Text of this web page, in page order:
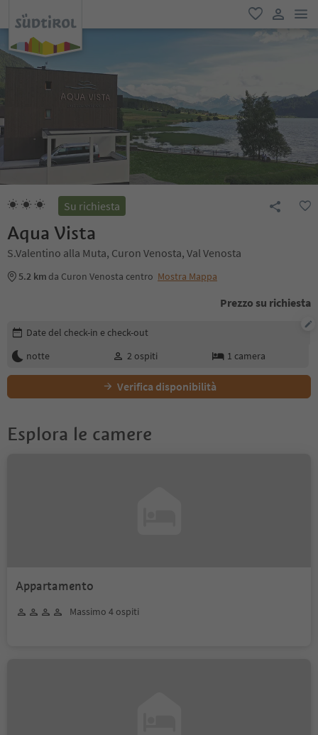
favoriti
user link
Su richiesta
Aqua Vista
S.Valentino alla Muta, Curon Venosta, Val Venosta
5.2 km da Curon Venosta centro Mostra Mappa
Prezzo su richiesta
Modifica i dettagli della prenotazione
Date del check-in e check-out
notte
2 ospiti 1 camera
Verifica disponibilità
Esplora le camere
Appartamento
Massimo 4 ospiti